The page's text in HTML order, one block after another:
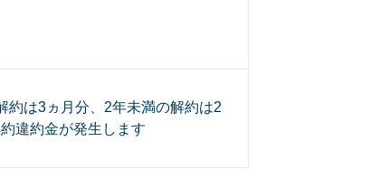
約は3ヵ月分、2年未満の解約は2
違約金が発生します